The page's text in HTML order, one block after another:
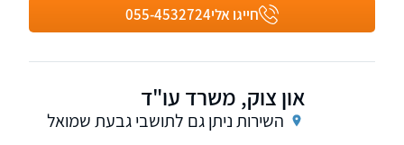
חייגו אלי055-4532724
און צוק, משרד עו"ד
השירות ניתן גם לתושבי גבעת שמואל